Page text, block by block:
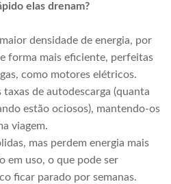
elas drenam?
densidade de energia, por
forma mais eficiente, perfeitas
como motores elétricos.
taxas de autodescarga (quanta
estão ociosos), mantendo-os
viagem.
mas perdem energia mais
em uso, o que pode ser
ficar parado por semanas.